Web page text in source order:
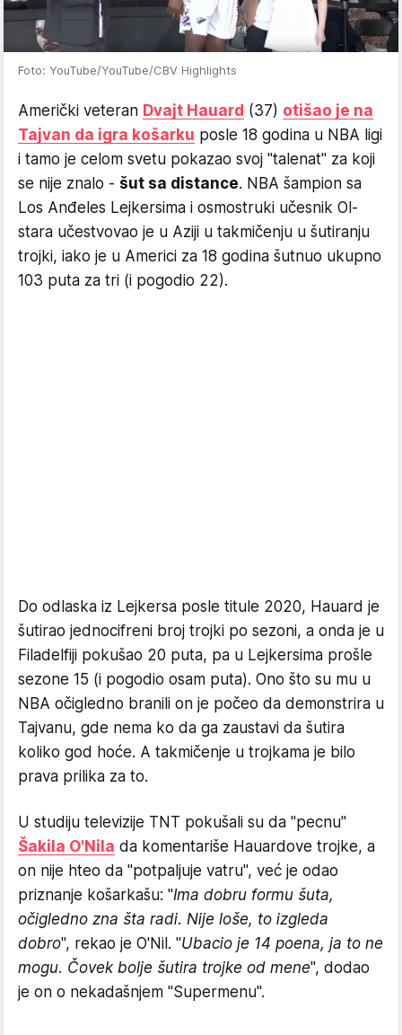
Foto: YouTube/YouTube/CBV Highlights
Američki veteran Dvajt Hauard (37) otišao je na
Tajvan da igra košarku posle 18 godina u NBA ligi
i tamo je celom svetu pokazao svoj "talenat" za koji
se nije znalo - šut sa distance. NBA šampion sa
Los Anđeles Lejkersima i osmostruki učesnik Ol-
stara učestvovao je u Aziji u takmičenju u šutiranju
trojki, iako je u Americi za 18 godina šutnuo ukupno
103 puta za tri (i pogodio 22).
Do odlaska iz Lejkersa posle titule 2020, Hauard je
šutirao jednocifreni broj trojki po sezoni, a onda je u
Filadelfiji pokušao 20 puta, pa u Lejkersima prošle
sezone 15 (i pogodio osam puta). Ono što su mu u
NBA očigledno branili on je počeo da demonstrira u
Tajvanu, gde nema ko da ga zaustavi da šutira
koliko god hoće. A takmičenje u trojkama je bilo
prava prilika za to.
U studiju televizije TNT pokušali su da "pecnu"
Šakila O'Nila da komentariše Hauardove trojke, a
on nije hteo da "potpaljuje vatru", već je odao
priznanje košarkašu: "Ima dobru formu šuta,
očigledno zna šta radi. Nije loše, to izgleda
dobro", rekao je O'Nil. "Ubacio je 14 poena, ja to ne
mogu. Čovek bolje šutira trojke od mene", dodao
je on o nekadašnjem "Supermenu".